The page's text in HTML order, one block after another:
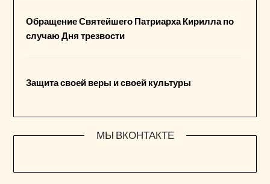
Обращение Святейшего Патриарха Кирилла по
случаю Дня трезвости
Защита своей веры и своей культуры
МЫ ВКОНТАКТЕ